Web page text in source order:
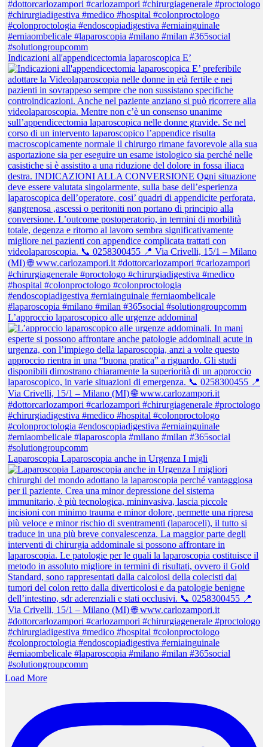
Indicazioni all'appendicectomia laparoscopica E’
L’approccio laparoscopico alle urgenze addominal
Laparoscopia Laparoscopia anche in Urgenza I migli
Load More